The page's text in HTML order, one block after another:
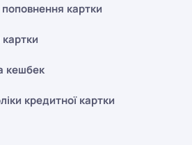
поповнення картки
кешбек
кредитної картки